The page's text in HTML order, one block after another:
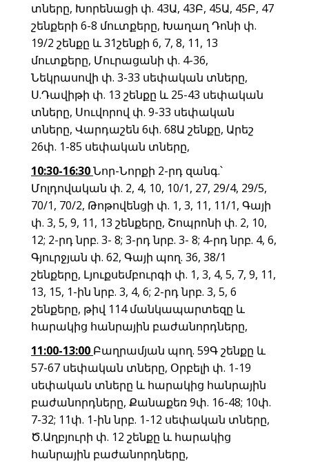
տները, Խորենացի փ. 43Ա, 43Բ, 45Ա, 45Բ, 47
շենքերի 6-8 մուտքերը, Խաղաղ Դոնի փ.
19/2 շենքը և 31շենքի 6, 7, 8, 11, 13
մուտքերը, Մուրացանի փ. 4-36,
Նեկրասովի փ. 3-33 սեփական տները,
Ս.Դավիթի փ. 13 շենքը և 25-43 սեփական
տները, Սուվորով փ. 9-33 սեփական
տները, Վարդաշեն 6փ. 68Ա շենքը, Արեշ
26փ. 1-85 սեփական տները,
10:30-16:30Նոր-Նորքի 2-րդ զանգ.՝
Մոլդովական փ. 2, 4, 10, 10/1, 27, 29/4, 29/5,
70/1, 70/2, Թոթովենցի փ. 1, 3, 11, 11/1, Գայի
փ. 3, 5, 9, 11, 13 շենքերը, Շոպրոնի փ. 2, 10,
12; 2-րդ նրբ. 3- 8; 3-րդ նրբ. 3- 8; 4-րդ նրբ. 4, 6,
Գյուրջյան փ. 62, Գայի պող. 36, 38/1
շենքերը, Լյուքսեմբուրգի փ. 1, 3, 4, 5, 7, 9, 11,
13, 15, 1-ին նրբ. 3, 4, 6; 2-րդ նրբ. 3, 5, 6
շենքերը, թիվ 114 մանկապարտեզը և
հարակից հանրային բաժանորդները,
11:00-13:00 Բաղրամյան պող. 59Գ շենքը և
57-67 սեփական տները, Օրբելի փ. 1-19
սեփական տները և հարակից հանրային
բաժանորդները, Քանաքեռ 9փ. 16-48; 10փ.
7-32; 11փ. 1-ին նրբ. 1-12 սեփական տները,
Ծ.Աղբյուրի փ. 12 շենքը և հարակից
հանրային բաժանորդները,